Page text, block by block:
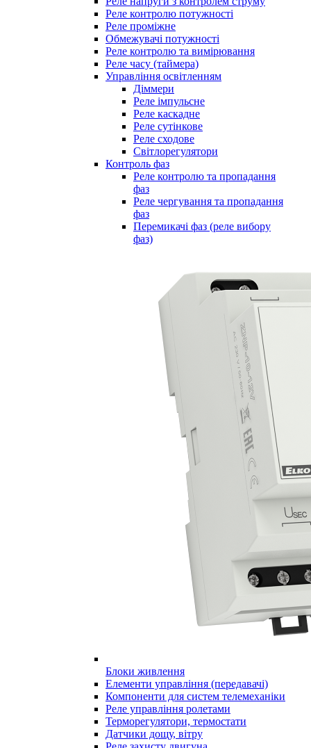
Реле контролю потужності
Реле проміжне
Обмежувачі потужності
Реле контролю та вимірювання
Реле часу (таймера)
Управління освітленням
Діммери
Реле імпульсне
Реле каскадне
Реле сутінкове
Реле сходове
Світлорегулятори
Контроль фаз
Реле контролю та пропадання
фаз
Реле чергування та пропадання
фаз
Перемикачі фаз (реле вибору
фаз)
Блоки живлення
Елементи управління (передавачі)
Компоненти для систем телемеханіки
Реле управління ролетами
Терморегулятори, термостати
Датчики дощу, вітру